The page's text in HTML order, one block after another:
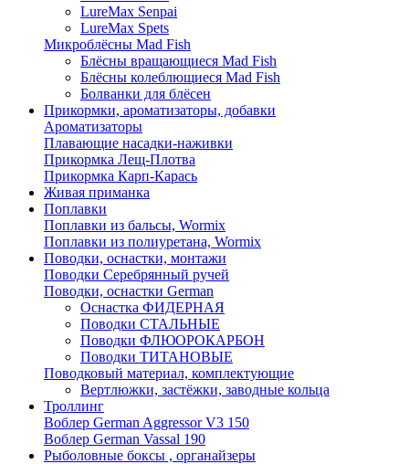
LureMax Senpai
LureMax Spets
Микроблёсны Mad Fish
Блёсны вращающиеся Mad Fish
Блёсны колеблющиеся Mad Fish
Болванки для блёсен
Прикормки, ароматизаторы, добавки
Ароматизаторы
Плавающие насадки-наживки
Прикормка Лещ-Плотва
Прикормка Карп-Карась
Живая приманка
Поплавки
Поплавки из бальсы, Wormix
Поплавки из полиуретана, Wormix
Поводки, оснастки, монтажи
Поводки Серебрянный ручей
Поводки, оснастки German
Оснастка ФИДЕРНАЯ
Поводки СТАЛЬНЫЕ
Поводки ФЛЮОРОКАРБОН
Поводки ТИТАНОВЫЕ
Поводковый материал, комплектующие
Вертлюжки, застёжки, заводные кольца
Троллинг
Воблер German Aggressor V3 150
Воблер German Vassal 190
Рыболовные боксы , органайзеры